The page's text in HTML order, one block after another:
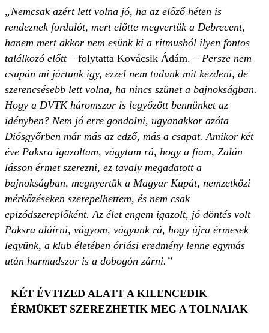
„Nemcsak azért lett volna jó, ha az előző héten is
rendeznek fordulót, mert előtte megvertük a Debrecent,
hanem mert akkor nem esünk ki a ritmusból ilyen fontos
találkozó előtt– folytatta Kovácsik Ádám.– Persze nem
csupán mi jártunk így, ezzel nem tudunk mit kezdeni, de
szerencsésebb lett volna, ha nincs szünet a bajnokságban.
Hogy a DVTK háromszor is legyőzött bennünket az
idényben? Nem jó erre gondolni, ugyanakkor azóta
Diósgyőrben már más az edző, más a csapat. Amikor két
éve Paksra igazoltam, vágytam rá, hogy a fiam, Zalán
lásson érmet szerezni, ez tavaly megadatott a
bajnokságban, megnyertük a Magyar Kupát, nemzetközi
mérkőzéseken szerepelhettem, és nem csak
epizódszereplőként. Az élet engem igazolt, jó döntés volt
Paksra aláírni, vágyom, vágyunk rá, hogy újra érmesek
legyünk, a klub életében óriási eredmény lenne egymás
után harmadszor is a dobogón zárni.”
KÉT ÉVTIZED ALATT A KILENCEDIK
ÉRMÜKET SZEREZHETIK MEG A TOLNAIAK